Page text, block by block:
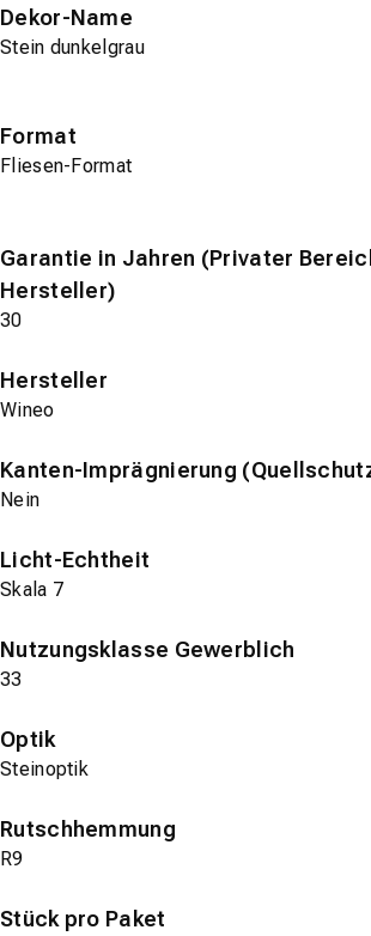
Dekor-Name
Stein dunkelgrau
Format
Fliesen-Format
Garantie in Jahren (Privater
Hersteller)
30
Hersteller
Wineo
Kanten-Imprägnierung
Nein
Licht-Echtheit
Skala 7
Nutzungsklasse Gewerblich
33
Optik
Steinoptik
Rutschhemmung
R9
Stück pro Paket